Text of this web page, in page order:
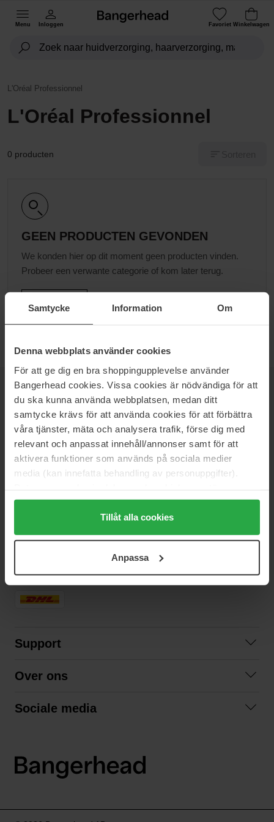
Samtycke Information Om
Denna webbplats använder cookies
För att ge dig en bra shoppingupplevelse använder
Bangerhead cookies. Vissa cookies är nödvändiga för att
du ska kunna använda webbplatsen, medan ditt
samtycke krävs för att använda cookies för att förbättra
våra tjänster, mäta och analysera trafik, förse dig med
relevant och anpassat innehåll/annonser samt för att
aktivera funktioner som används på sociala medier
media (kan innefatta behandling av personuppgifter).
Genom att trycka på "Tillåt alla cookies" accepterar du
alla cookies, medan du under "Detaljer" kan anpassa
användningen av cookies. Du kan när som helst återkalla
samt vår Integritetspolicy.
Tillåt alla cookies
Anpassa
Menu Inloggen Favoriet Winkelwagen
L'Oréal Professionnel
L'Oréal Professionnel
0 producten
GEEN PRODUCTEN GEVONDEN
We konden hier op dit moment geen producten vinden.
Probeer een verwante categorie of kom later terug.
NIEUWSBRIEF
WEES ALS EERSTE OP DE HOOGTE
Wil je het beste beauty-nieuws direct in je inbox ontvangen?
aanbiedingen!
SNELLE LEVERING
Support
Algemene voorwaarden
Over ons
Sociale media
LinkedIn